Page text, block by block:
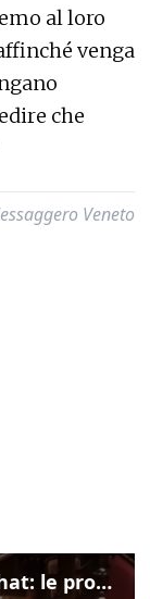
al loro
venga
che
Veneto
Delmastro, negato l'uso delle chat: le proteste di Avs e M5s